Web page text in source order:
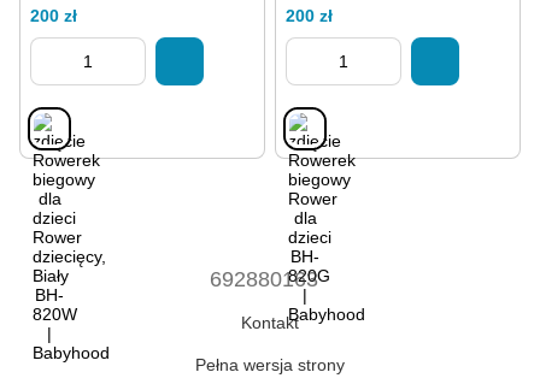
200 zł 200 zł
692880163
Kontakt
Pełna wersja strony